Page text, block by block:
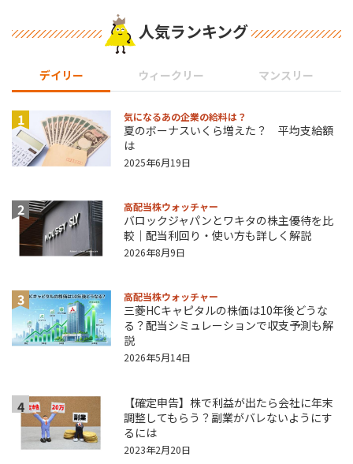
人気ランキング
デイリー ウィークリー マンスリー
1 気になるあの企業の給料は？
夏のボーナスいくら増えた？ 平均支給額
は
2025年6月19日
2 高配当株ウォッチャー
バロックジャパンとワキタの株主優待を比
較｜配当利回り・使い方も詳しく解説
2026年8月9日
3 高配当株ウォッチャー
三菱HCキャピタルの株価は10年後どうな
る？配当シミュレーションで収支予測も解
説
2026年5月14日
4
【確定申告】株で利益が出たら会社に年末
調整してもらう？副業がバレないようにす
るには
2023年2月20日